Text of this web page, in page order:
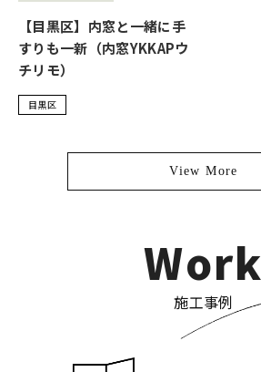
【目黒区】内窓と一緒に手
すりも一新（内窓YKKAPウ
チリモ）
目黒区
View More
Work
施工事例